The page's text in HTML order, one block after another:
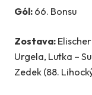
Gól: 66. Bonsu
Zostava:
Urgela, Lutka –
Zedek (88.